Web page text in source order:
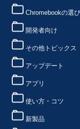
Chromebookの選
開発者向け
その他トピックス
アップデート
アプリ
使い方・コツ
新製品